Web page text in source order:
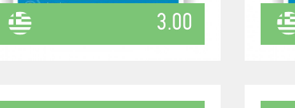
3.00